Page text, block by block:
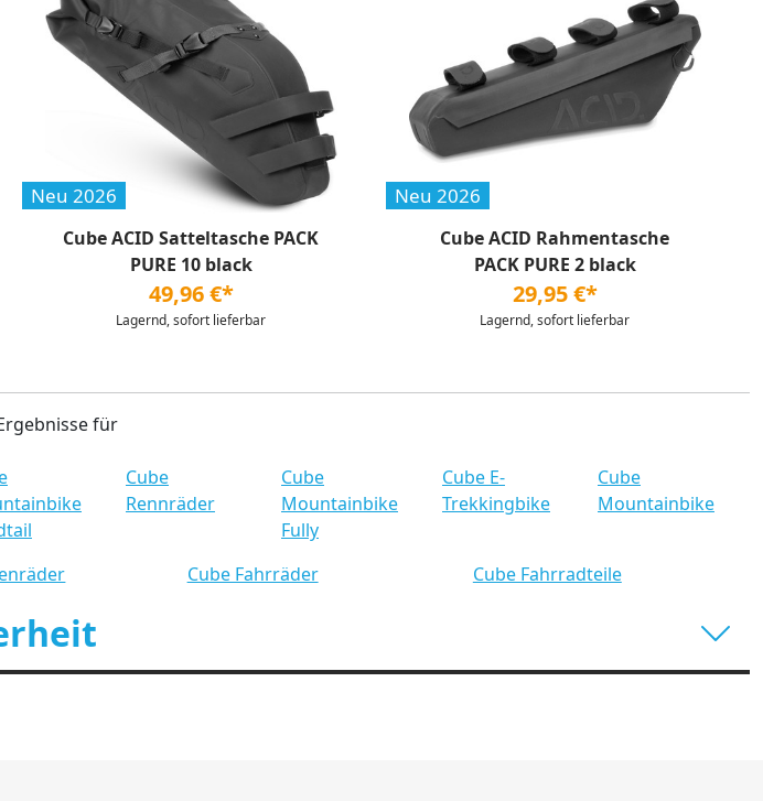
Neu 2026
Cube ACID Satteltasche PACK
PURE 10 black
49,96 €*
Lagernd, sofort lieferbar
Neu 2026
Cube ACID Rahmentasche
PACK PURE 2 black
29,95 €*
Lagernd, sofort lieferbar
für
Cube
Rennräder
Cube
Mountainbike
Fully
Cube E-
Trekkingbike
Cube
Mountainbike
Cube Fahrräder Cube Fahrradteile